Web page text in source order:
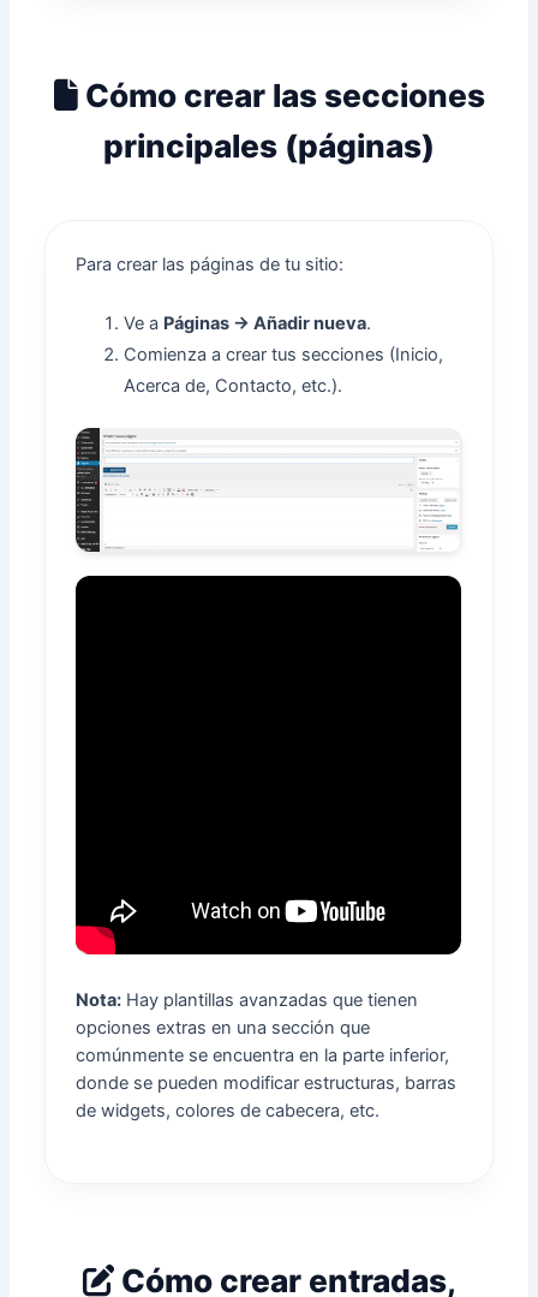
Cómo crear las secciones
principales (páginas)
Para crear las páginas de tu sitio:
Ve a Páginas → Añadir nueva.
Comienza a crear tus secciones (Inicio,
Acerca de, Contacto, etc.).
Nota: Hay plantillas avanzadas que tienen
opciones extras en una sección que
comúnmente se encuentra en la parte inferior,
donde se pueden modificar estructuras, barras
de widgets, colores de cabecera, etc.
Cómo crear entradas,